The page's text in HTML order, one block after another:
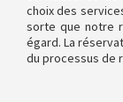
choix des
sorte que notre
égard. La
du processus de